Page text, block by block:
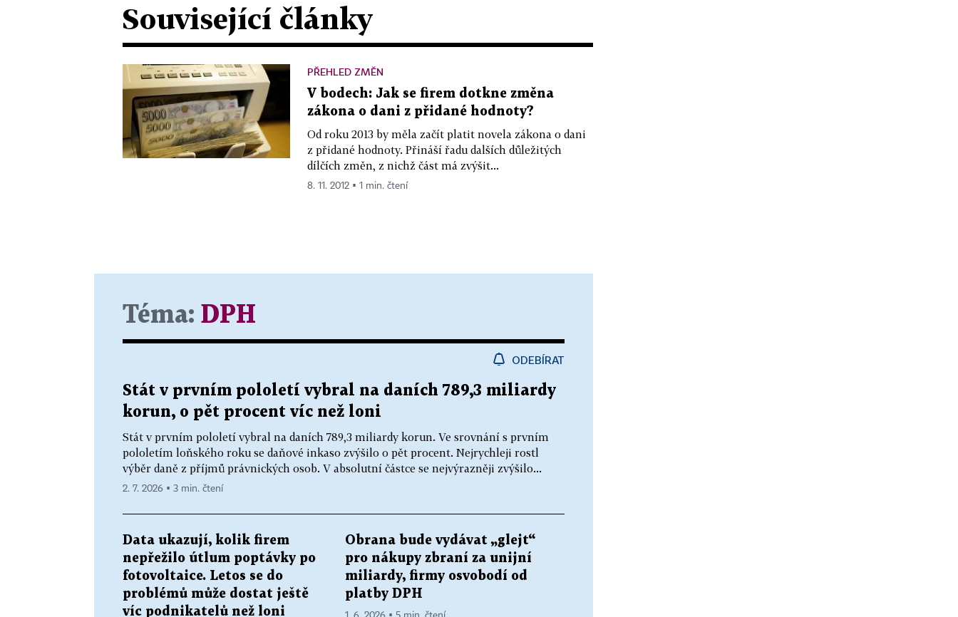
Související články
PŘEHLED ZMĚN
V bodech: Jak se firem dotkne změna
zákona o dani z přidané hodnoty?
Od roku 2013 by měla začít platit novela zákona o dani
z přidané hodnoty. Přináší řadu dalších důležitých
dílčích změn, z nichž část má zvýšit...
8. 11. 2012 ▪ 1 min. čtení
Téma: DPH
ODEBÍRAT
Stát v prvním pololetí vybral na daních 789,3 miliardy
korun, o pět procent víc než loni
Stát v prvním pololetí vybral na daních 789,3 miliardy korun. Ve srovnání s prvním
pololetím loňského roku se daňové inkaso zvýšilo o pět procent. Nejrychleji rostl
výběr daně z příjmů právnických osob. V absolutní částce se nejvýrazněji zvýšilo...
2. 7. 2026 ▪ 3 min. čtení
Data ukazují, kolik firem
nepřežilo útlum poptávky po
fotovoltaice. Letos se do
problémů může dostat ještě
víc podnikatelů než loni
Obrana bude vydávat „glejt“
pro nákupy zbraní za unijní
miliardy, firmy osvobodí od
platby DPH